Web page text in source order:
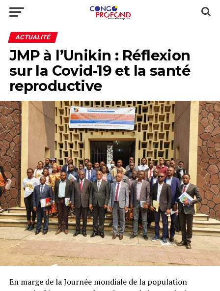
ACTUALITÉ
JMP à l’Unikin : Réflexion
sur la Covid-19 et la santé
reproductive
En marge de la Journée mondiale de la population